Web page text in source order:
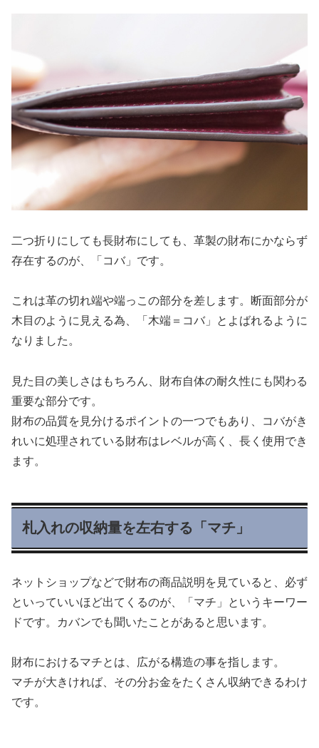
二つ折りにしても長財布にしても、革製の財布にかならず
存在するのが、「コバ」です。
これは革の切れ端や端っこの部分を差します。断面部分が
木目のように見える為、「木端＝コバ」とよばれるように
なりました。
見た目の美しさはもちろん、財布自体の耐久性にも関わる
重要な部分です。
財布の品質を見分けるポイントの一つでもあり、コバがき
れいに処理されている財布はレベルが高く、長く使用でき
ます。
札入れの収納量を左右する「マチ」
ネットショップなどで財布の商品説明を見ていると、必ず
といっていいほど出てくるのが、「マチ」というキーワー
ドです。カバンでも聞いたことがあると思います。
財布におけるマチとは、広がる構造の事を指します。
マチが大きければ、その分お金をたくさん収納できるわけ
です。